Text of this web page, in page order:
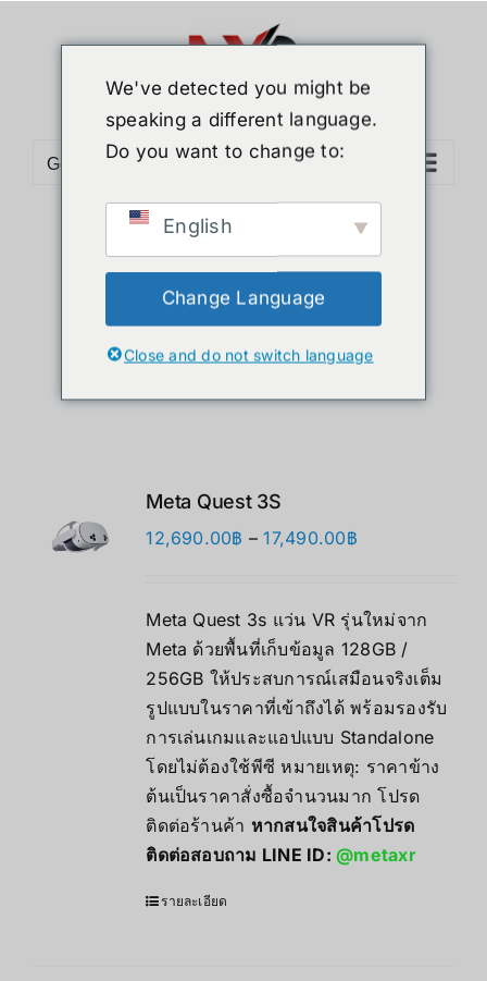
Go to...
Sort byDate
Show24 Products
Meta Quest 3S
12,690.00฿ – 17,490.00฿Price
through
17,490.00฿
Meta Quest 3s แว่น VR รุ่นใหม่จาก
Meta ด้วยพื้นที่เก็บข้อมูล 128GB /
256GB ให้ประสบการณ์เสมือนจริงเต็ม
รูปแบบในราคาที่เข้าถึงได้ พร้อมรองรับ
การเล่นเกมและแอปแบบ Standalone
โดยไม่ต้องใช้พีซี หมายเหตุ: ราคาข้าง
ต้นเป็นราคาสั่งซื้อจำนวนมาก โปรด
ติดต่อร้านค้า หากสนใจสินค้าโปรด
ติดต่อสอบถาม LINE ID:@metaxr
รายละเอียด
We've detected you might be
speaking a different language.
Do you want to change to:
English
Change Language
Close and do not switch language